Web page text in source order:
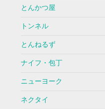
とんかつ屋
トンネル
とんねるず
ナイフ・包丁
ニューヨーク
ネクタイ